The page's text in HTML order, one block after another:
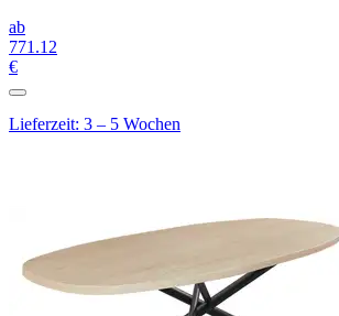
ab
771 .12
€
Lieferzeit: 3 – 5 Wochen